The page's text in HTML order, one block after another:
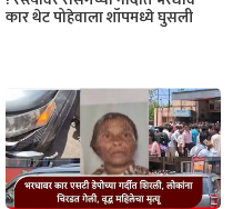
कार थेट पोहेवाला शॉपमध्ये घुसली